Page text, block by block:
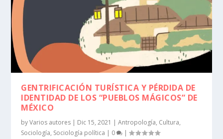
GENTRIFICACIÓN TURÍSTICA Y PÉRDIDA DE
IDENTIDAD DE LOS “PUEBLOS MÁGICOS” DE
MÉXICO
byVarios autores | Dic 15, 2021 |Antropología, Cultura,
Sociología, Sociología política | 0 |